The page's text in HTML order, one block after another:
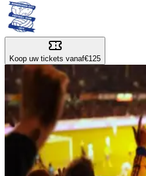
Koop uw tickets vanaf€125